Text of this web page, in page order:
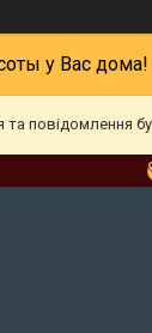
у Вас дома!
повідомлення